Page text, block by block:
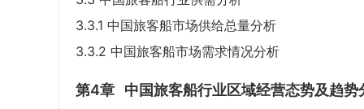
3.3.1 中国旅客船市场供给总量分析
3.3.2 中国旅客船市场需求情况分析
第4章 中国旅客船行业区域经营态势及趋势